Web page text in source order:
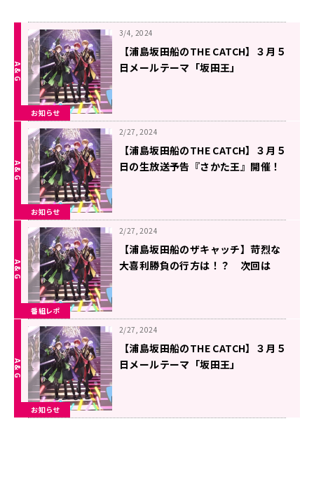
お知らせ
3/4, 2024
【浦島坂田船のTHE CATCH】３月５
日メールテーマ「坂田王」
お知らせ
2/27, 2024
【浦島坂田船のTHE CATCH】３月５
日の生放送予告『さかた王』開催！
番組レポ
2/27, 2024
【浦島坂田船のザキャッチ】苛烈な
大喜利勝負の行方は！？ 次回は
お知らせ
2/27, 2024
【浦島坂田船のTHE CATCH】３月５
日メールテーマ「坂田王」